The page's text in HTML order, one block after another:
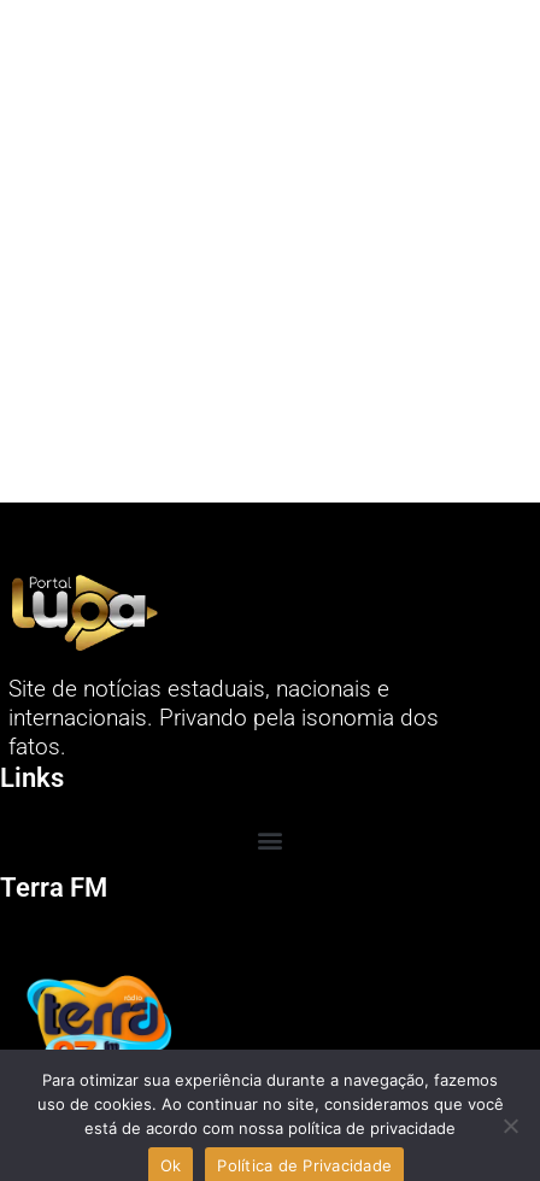
Site de notícias estaduais, nacionais e
internacionais. Privando pela isonomia dos
fatos.
Links
Terra FM
Para otimizar sua experiência durante a navegação, fazemos
uso de cookies. Ao continuar no site, consideramos que você
está de acordo com nossa política de privacidade
Ok
Política de Privacidade